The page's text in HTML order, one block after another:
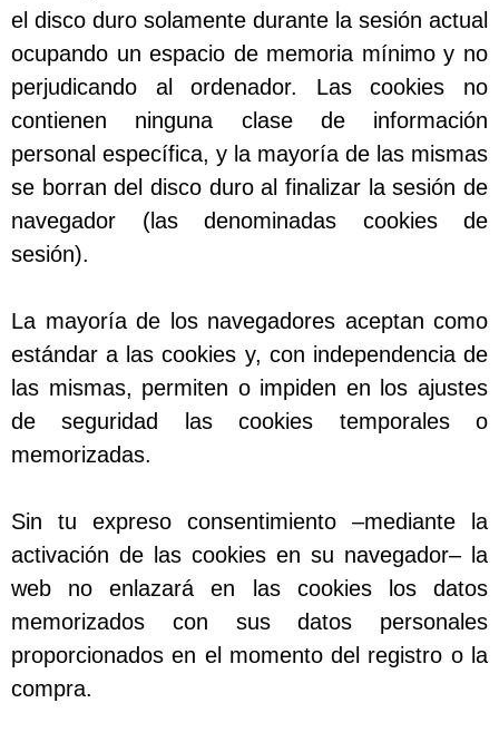
el disco duro solamente durante la sesión actual
ocupando un espacio de memoria mínimo y no
perjudicando al ordenador. Las cookies no
contienen ninguna clase de información
personal específica, y la mayoría de las mismas
se borran del disco duro al finalizar la sesión de
navegador (las denominadas cookies de
sesión).
La mayoría de los navegadores aceptan como
estándar a las cookies y, con independencia de
las mismas, permiten o impiden en los ajustes
de seguridad las cookies temporales o
memorizadas.
Sin tu expreso consentimiento –mediante la
activación de las cookies en su navegador– la
web no enlazará en las cookies los datos
memorizados con sus datos personales
proporcionados en el momento del registro o la
compra.